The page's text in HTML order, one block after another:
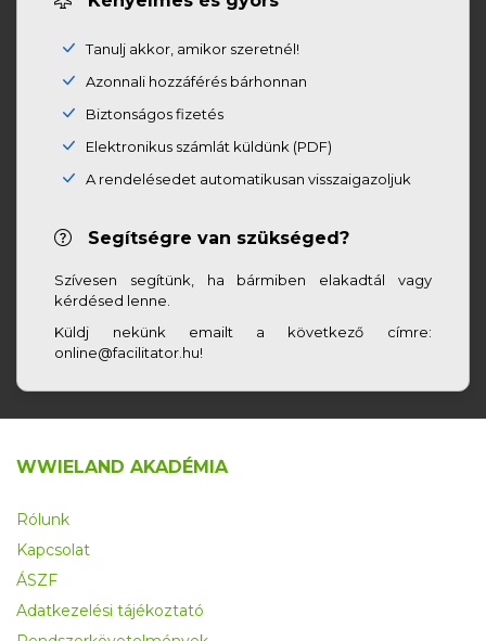
Tanulj akkor, amikor szeretnél!
Azonnali hozzáférés bárhonnan
Biztonságos fizetés
Elektronikus számlát küldünk (PDF)
A rendelésedet automatikusan visszaigazoljuk
Segítségre van szükséged?
Szívesen segítünk, ha bármiben elakadtál vagy
kérdésed lenne.
Küldj nekünk emailt a következő címre:
online@facilitator.hu!
WWIELAND AKADÉMIA
Rólunk
Kapcsolat
ÁSZF
Adatkezelési tájékoztató